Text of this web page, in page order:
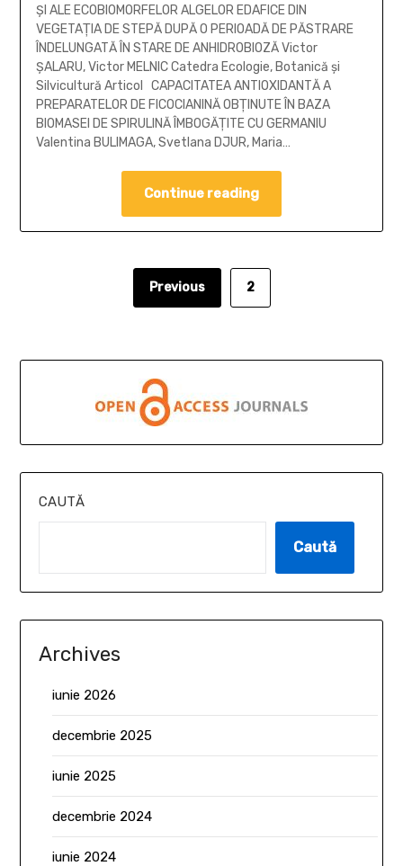
ŞI ALE ECOBIOMORFELOR ALGELOR EDAFICE DIN
VEGETAŢIA DE STEPĂ DUPĂ O PERIOADĂ DE PĂSTRARE
ÎNDELUNGATĂ ÎN STARE DE ANHIDROBIOZĂ Victor
ŞALARU, Victor MELNIC Catedra Ecologie, Botanică şi
Silvicultură Articol CAPACITATEA ANTIOXIDANTĂ A
PREPARATELOR DE FICOCIANINĂ OBŢINUTE ÎN BAZA
BIOMASEI DE SPIRULINĂ ÎMBOGĂŢITE CU GERMANIU
Valentina BULIMAGA, Svetlana DJUR, Maria…
Continue reading
Previous 2
CAUTĂ
Caută
Archives
iunie 2026
decembrie 2025
iunie 2025
decembrie 2024
iunie 2024